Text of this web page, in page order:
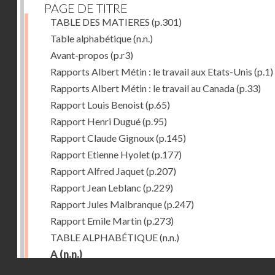
PAGE DE TITRE
TABLE DES MATIERES (p.301)
Table alphabétique(n.n.)
Avant-propos (p.r3)
Rapports Albert Métin : le travail aux Etats-Unis (p.1)
Rapports Albert Métin : le travail au Canada(p.33)
Rapport Louis Benoist(p.65)
Rapport Henri Dugué(p.95)
Rapport Claude Gignoux(p.145)
Rapport Etienne Hyolet(p.177)
Rapport Alfred Jaquet(p.207)
Rapport Jean Leblanc (p.229)
Rapport Jules Malbranque(p.247)
Rapport Emile Martin(p.273)
TABLE ALPHABÉTIQUE(n.n.)
A (n.n.)